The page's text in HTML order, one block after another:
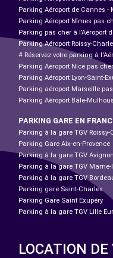
Parking Aéroport de Cannes -
Parking Aéroport Nîmes pas
Parking pas cher à l’Aéroport
Parking Aéroport Roissy-
# Réservez votre parking à
Parking Aéroport Nice pas cher
Parking Aéroport Lyon-Saint-
Parking aéroport Marseille
Parking Aéroport Bâle-
PARKING GARE EN
Parking à la gare TGV Roissy-
Parking Gare Aix-en-Provence
Parking à la gare TGV Avignon
Parking à la gare TGV Marne-
Parking à la gare TGV
Parking gare Saint-Charles
Parking Gare Saint Exupéry
Parking à la gare TGV Lille
LOCATION DE